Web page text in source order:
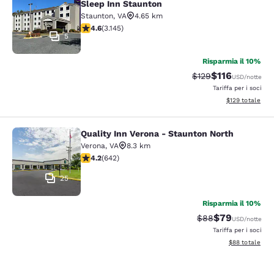
5
Sleep Inn Staunton
Staunton, VA
4.65 km
Valutazione di 4.57 stelle. Ottimo. 3145 recensioni
4.6(3.145)
Risparmia il 10%
Tariffa di
$129Tariffa
$116USD/notte
Tariffa per i soci
Visualizza i
$129 totale
Quality Inn Verona - Staunton North
25
Quality Inn Verona - Staunton North
Verona, VA
8.3 km
Valutazione di 4.24 stelle. Ottimo. 642 recensioni
4.2(642)
Risparmia il 10%
Tariffa di
$88Tariffa
$79USD/notte
Tariffa per i soci
Visualizza i
$88 totale